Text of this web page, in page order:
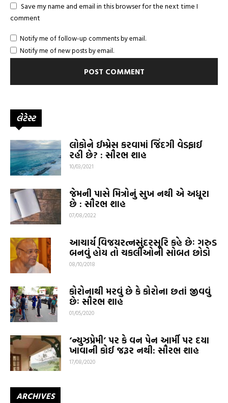
Save my name and email in this browser for the next time I
comment
Notify me of follow-up comments by email.
Notify me of new posts by email.
લેટેસ્ટ
લોકોને ઈમ્પ્રેસ કરવામાં જિંદગી વેડફાઈ
રહી છે? : સૌરભ શાહ
10/03/2021
જેમની પાસે મિત્રોનું સુખ નથી એ અધૂરા
છે : સૌરભ શાહ
07/08/2022
આચાર્ય વિજયરત્નસુંદરસૂરિ કહે છેઃ ગરુડ
બનવું હોય તો ચકલીઓની સોબત છોડો
08/10/2018
કોરોનાથી મરવું છે કે કોરોના છતાં જીવવું
છેઃ સૌરભ શાહ
01/05/2020
‘ન્યુઝપ્રેમી’ પર કે વન પેન આર્મી પર દયા
ખાવાની કોઈ જરૂર નથી: સૌરભ શાહ
17/08/2020
ARCHIVES